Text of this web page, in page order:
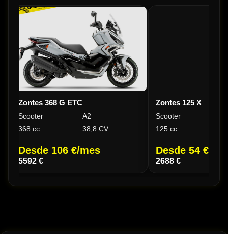
Zontes 368 G ETC
Scooter
A2
368 cc
38,8 CV
Desde 106 €/mes
5592 €
Zontes 125 X
Scooter
125 cc
Desde 54 €/
2688 €